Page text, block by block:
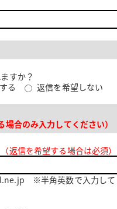
すか？
る
返信を希望しない
場合のみ入力してください）
（返信を希望する場合は必須）
※半角英数で入力して